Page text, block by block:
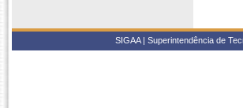
SIGAA | Superintendência de